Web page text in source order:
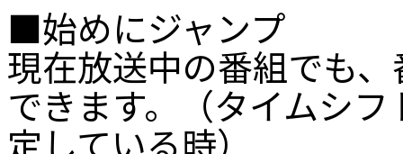
■始めにジャンプ
現在放送中の番組でも
できます。（タイムシ
定している時）